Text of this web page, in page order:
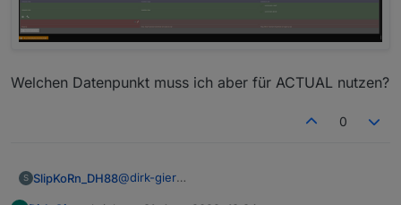
Welchen Datenpunkt muss ich aber für ACTUAL nutzen?
0
S SlipKoRn_DH88@dirk-gier